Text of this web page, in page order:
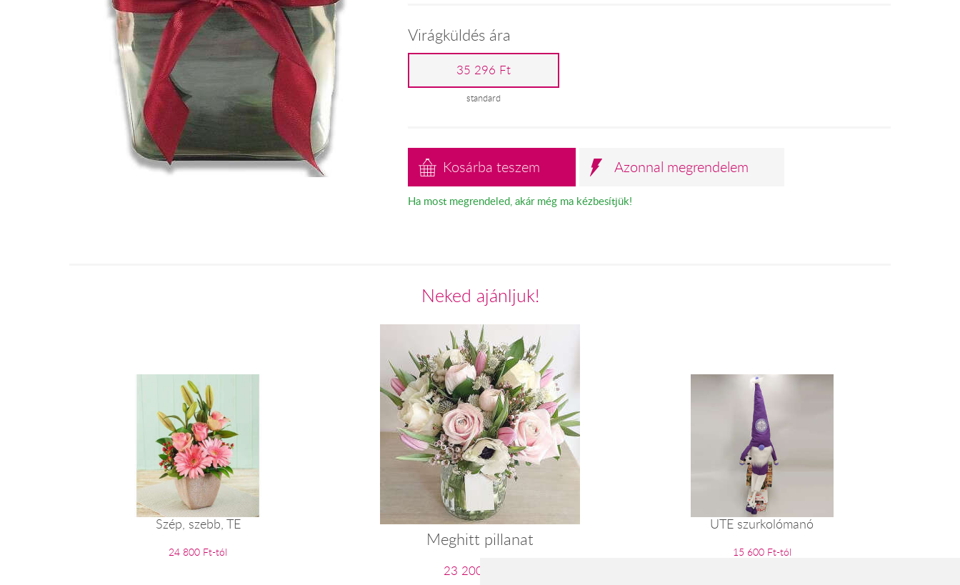
Virágküldés ára
35 296 Ft
standard
Kosárba teszem Azonnal megrendelem
Ha most megrendeled, akár még ma kézbesítjük!
Neked ajánljuk!
Szép, szebb, TE
24 800 Ft-tól
Meghitt pillanat
23 200 Ft-tól
UTE szurkolómanó
15 600 Ft-tól